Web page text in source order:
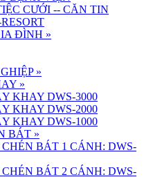
CƯỚI -- CĂN TIN
ĐÌNH »
»
»
KHAY DWS-3000
KHAY DWS-2000
KHAY DWS-1000
BÁT »
BÁT 1 CÁNH: DWS-
BÁT 2 CÁNH: DWS-